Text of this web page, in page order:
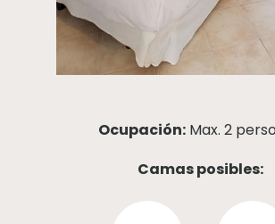
Ocupación: Max. 2
Camas posibles: